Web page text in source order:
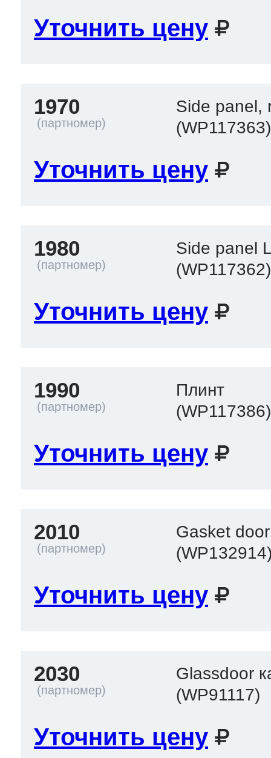
Уточнить цену
1970
Side panel,
(WP117363)
Уточнить цену
1980
Side panel
(WP117362)
Уточнить цену
1990
Плинт
(WP117386)
Уточнить цену
2010
Gasket door
Уточнить цену
2030
Glassdoor
(WP91117)
Уточнить цену